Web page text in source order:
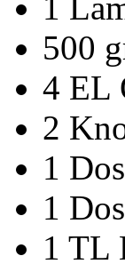
1
500
4 EL
2
1
1
1 TL